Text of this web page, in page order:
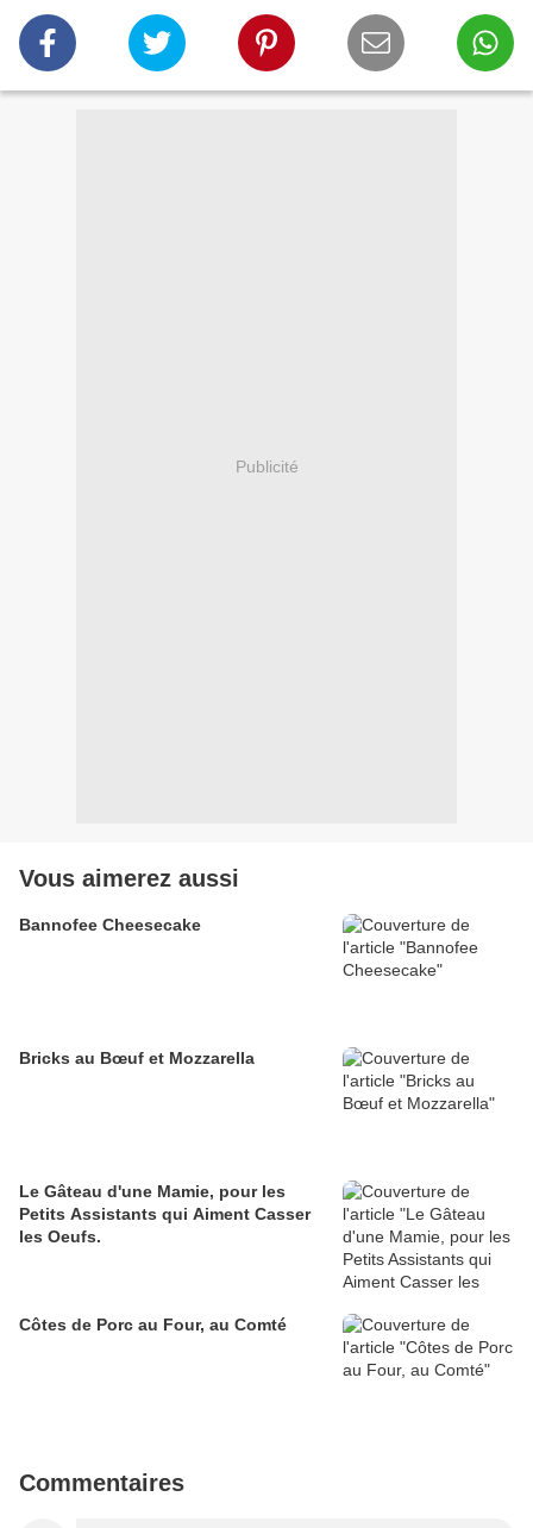
Publicité
Vous aimerez aussi
Bannofee Cheesecake
Bricks au Bœuf et Mozzarella
Le Gâteau d'une Mamie, pour les
Petits Assistants qui Aiment Casser
les Oeufs.
Côtes de Porc au Four, au Comté
Commentaires